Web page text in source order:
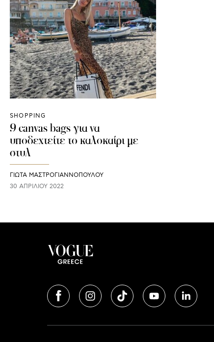
SHOPPING
9 canvas bags για να
υποδεχτείτε το καλοκαίρι με
στυλ
ΓΙΩΤΑ ΜΑΣΤΡΟΓΙΑΝΝΟΠΟΥΛΟΥ
30 ΑΠΡΙΛΊΟΥ 2022